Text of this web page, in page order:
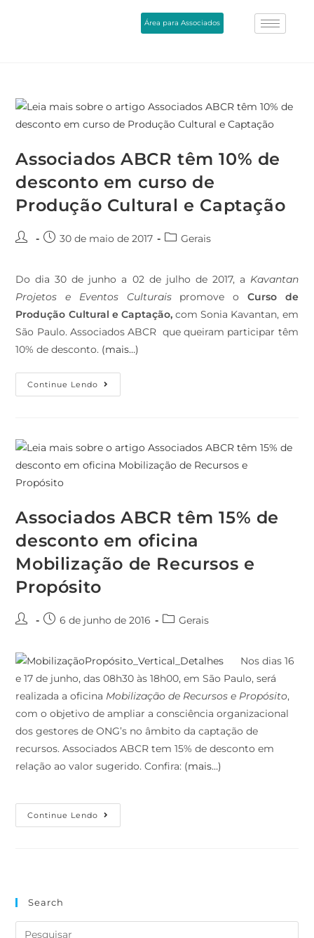
Área para Associados
Associados ABCR têm 10% de
desconto em curso de
Produção Cultural e Captação
30 de maio de 2017 Gerais
Do dia 30 de junho a 02 de julho de 2017, a Kavantan
Projetos e Eventos Culturaispromove o Curso de
Produção Cultural e Captação,com Sonia Kavantan, em
São Paulo. Associados ABCR que queiram participar têm
10% de desconto. (mais…)
Continue Lendo
Associados ABCR têm 15% de
desconto em oficina
Mobilização de Recursos e
Propósito
6 de junho de 2016 Gerais
Nos dias 16
e 17 de junho, das 08h30 às 18h00, em São Paulo, será
realizada a oficina Mobilização de Recursos e Propósito,
com o objetivo de ampliar a consciência organizacional
dos gestores de ONG’s no âmbito da captação de
recursos. Associados ABCR tem 15% de desconto em
relação ao valor sugerido. Confira: (mais…)
Continue Lendo
Search